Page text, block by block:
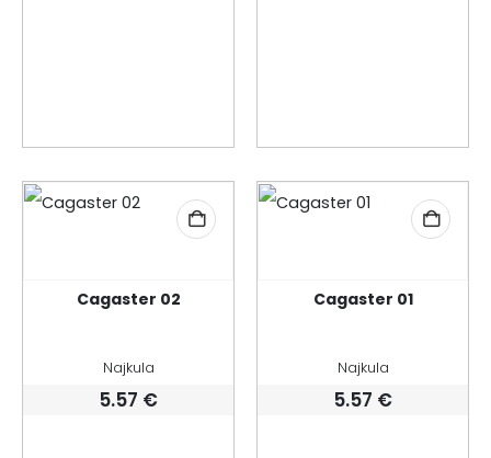
Cagaster 02
Najkula
5.57 €
Cagaster 01
Najkula
5.57 €